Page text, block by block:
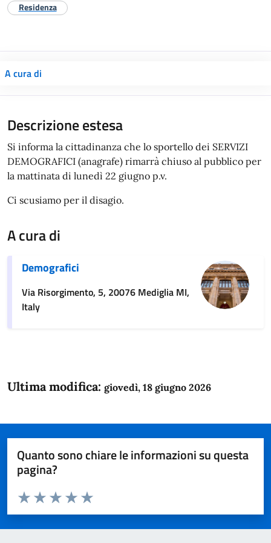
Residenza
A cura di
Descrizione estesa
Si informa la cittadinanza che lo sportello dei SERVIZI
DEMOGRAFICI (anagrafe) rimarrà chiuso al pubblico per
la mattinata di lunedì 22 giugno p.v.
Ci scusiamo per il disagio.
A cura di
Demografici
Via Risorgimento, 5, 20076 Mediglia MI,
Italy
Ultima modifica: giovedì, 18 giugno 2026
Quanto sono chiare le informazioni su questa
pagina?
Domanda
Valuta da 1 a 5 stelle la pagina
Valuta 5 stelle su 5
Valuta 4 stelle su 5
Valuta 3 stelle su 5
Valuta 2 stelle su 5
Valuta 1 stelle su 5